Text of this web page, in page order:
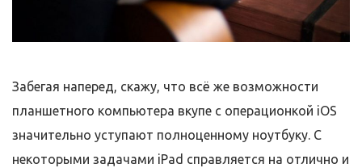
Забегая наперед, скажу, что всё же возможности
планшетного компьютера вкупе с операционкой iOS
значительно уступают полноценному ноутбуку. С
некоторыми задачами iPad справляется на отлично и